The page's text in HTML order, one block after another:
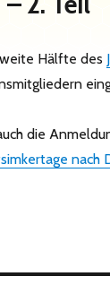
Hälfte des
die
nach